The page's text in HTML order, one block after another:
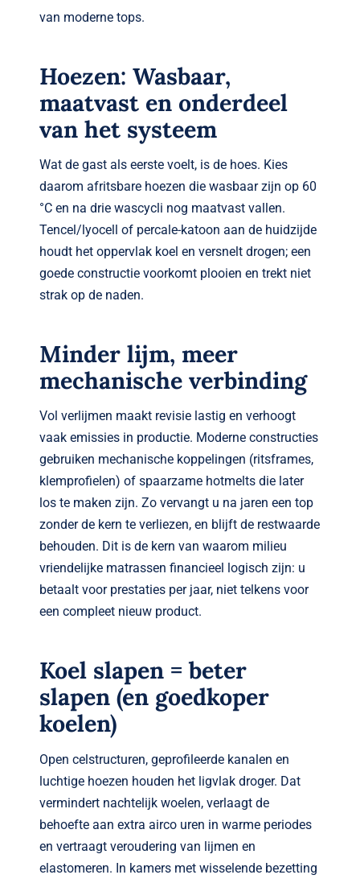
van moderne tops.
Hoezen: Wasbaar,
maatvast en onderdeel
van het systeem
Wat de gast als eerste voelt, is de hoes. Kies
daarom afritsbare hoezen die wasbaar zijn op 60
°C en na drie wascycli nog maatvast vallen.
Tencel/lyocell of percale-katoon aan de huidzijde
houdt het oppervlak koel en versnelt drogen; een
goede constructie voorkomt plooien en trekt niet
strak op de naden.
Minder lijm, meer
mechanische verbinding
Vol verlijmen maakt revisie lastig en verhoogt
vaak emissies in productie. Moderne constructies
gebruiken mechanische koppelingen (ritsframes,
klemprofielen) of spaarzame hotmelts die later
los te maken zijn. Zo vervangt u na jaren een top
zonder de kern te verliezen, en blijft de restwaarde
behouden. Dit is de kern van waarom milieu
vriendelijke matrassen financieel logisch zijn: u
betaalt voor prestaties per jaar, niet telkens voor
een compleet nieuw product.
Koel slapen = beter
slapen (en goedkoper
koelen)
Open celstructuren, geprofileerde kanalen en
luchtige hoezen houden het ligvlak droger. Dat
vermindert nachtelijk woelen, verlaagt de
behoefte aan extra airco uren in warme periodes
en vertraagt veroudering van lijmen en
elastomeren. In kamers met wisselende bezetting